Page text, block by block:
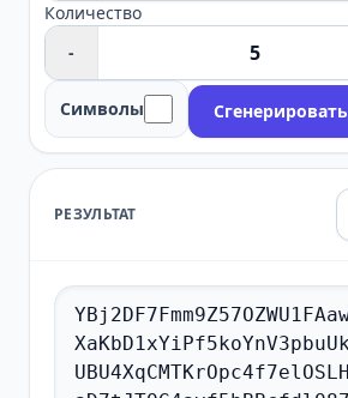
Количество
-
Символы Сгенерировать
РЕЗУЛЬТАТ